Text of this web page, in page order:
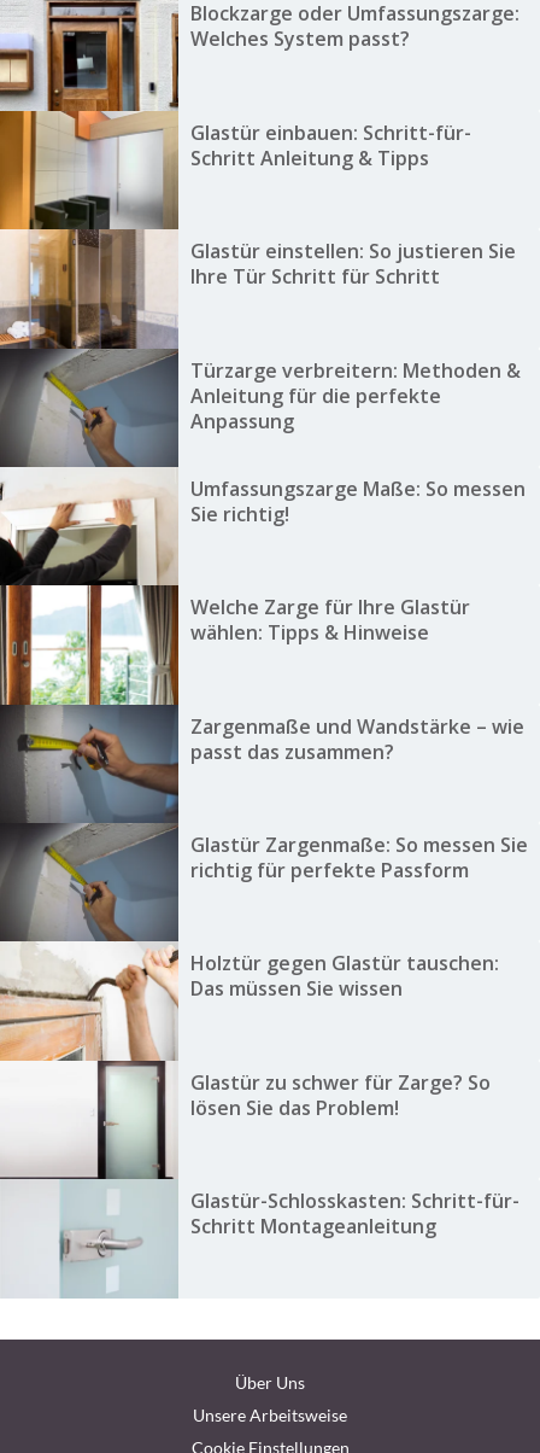
Blockzarge oder Umfassungszarge:
Welches System passt?
Glastür einbauen: Schritt-für-
Schritt Anleitung & Tipps
Glastür einstellen: So justieren Sie
Ihre Tür Schritt für Schritt
Türzarge verbreitern: Methoden &
Anleitung für die perfekte
Anpassung
Umfassungszarge Maße: So messen
Sie richtig!
Welche Zarge für Ihre Glastür
wählen: Tipps & Hinweise
Zargenmaße und Wandstärke – wie
passt das zusammen?
Glastür Zargenmaße: So messen Sie
richtig für perfekte Passform
Holztür gegen Glastür tauschen:
Das müssen Sie wissen
Glastür zu schwer für Zarge? So
lösen Sie das Problem!
Glastür-Schlosskasten: Schritt-für-
Schritt Montageanleitung
Über Uns
Unsere Arbeitsweise
Cookie Einstellungen